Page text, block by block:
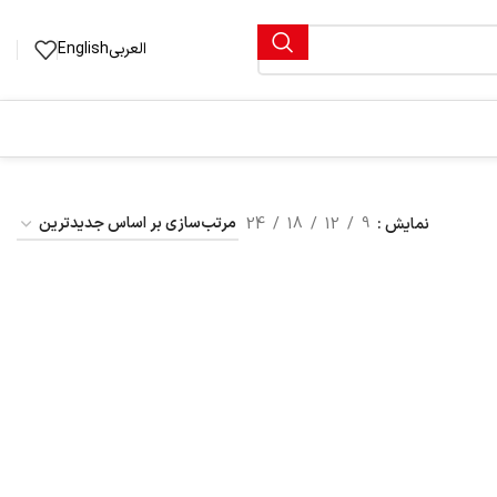
العربیEnglish
نمایش 9
12
18
24